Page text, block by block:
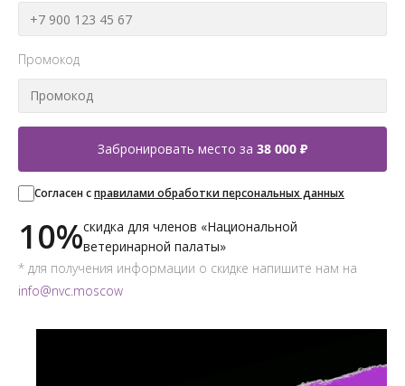
Промокод
Забронировать место за 38 000 ₽
Согласен справилами обработки персональных данных
10%скидка для членов «Национальной
ветеринарной палаты»
* для получения информации о скидке напишите нам на
info@nvc.moscow